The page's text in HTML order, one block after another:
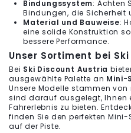
Bindungssystem: Achten
Bindungen, die Sicherheit
Material und Bauweise:
eine solide Konstruktion
bessere Performance.
Unser Sortiment bei
Bei Ski Discount Austria
ausgewählte Palette an Mini-
Unsere Modelle stammen
sind darauf ausgelegt, Ihnen
Fahrerlebnis zu bieten.
finden Sie den perfekten
auf der Piste.